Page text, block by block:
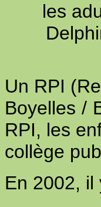
les
Un RPI
Boyelles /
RPI, les
collège
En 2002, il